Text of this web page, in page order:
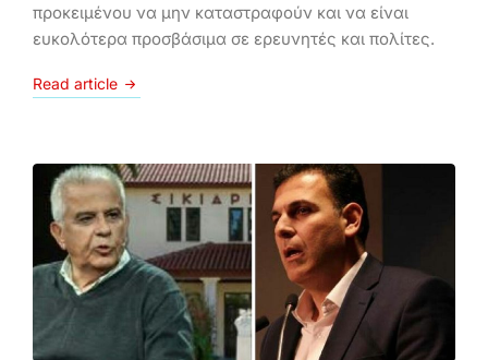
προκειμένου να μην καταστραφούν και να είναι
ευκολότερα προσβάσιμα σε ερευνητές και πολίτες.
Read article